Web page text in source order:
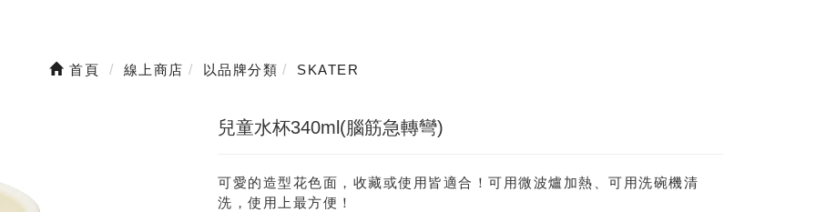
首頁 線上商店 以品牌分類 SKATER
兒童水杯340ml(腦筋急轉彎)
可愛的造型花色面，收藏或使用皆適合！可用微波爐加熱、可用洗碗機清
洗，使用上最方便！